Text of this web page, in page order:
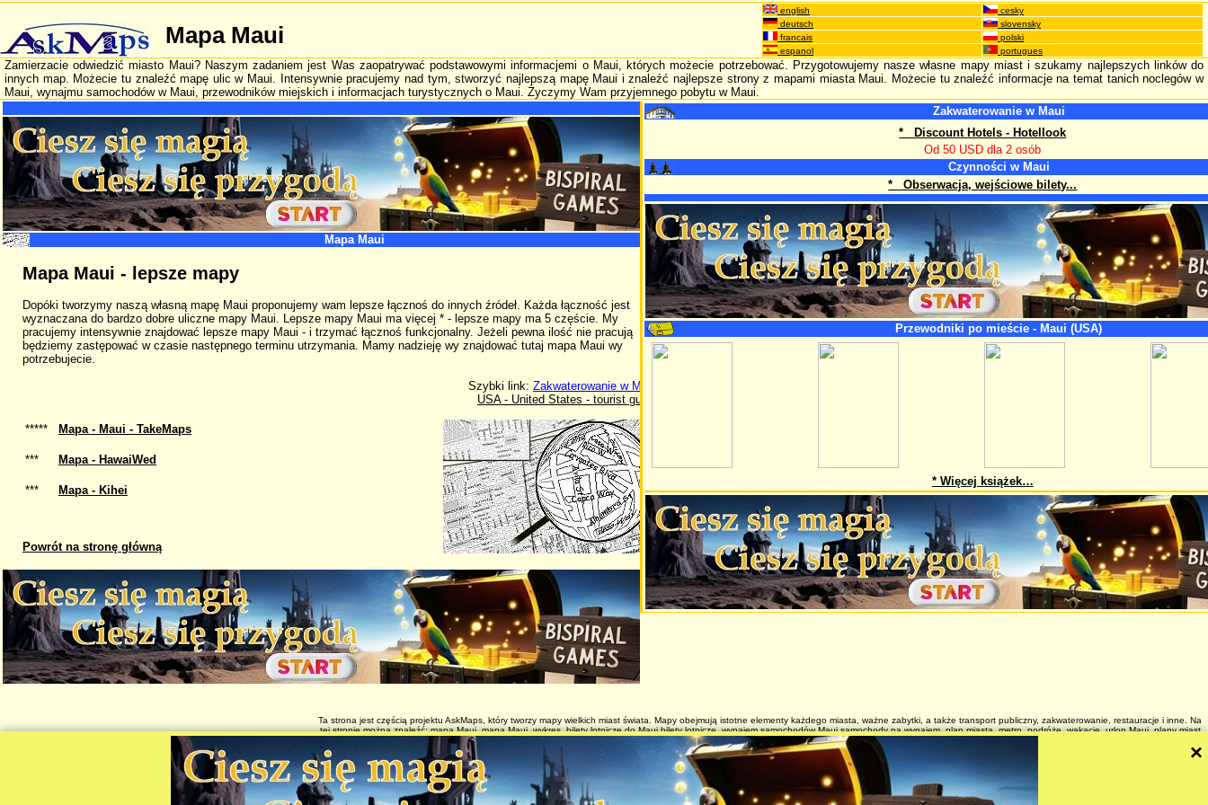
Mapa Maui
english
cesky
deutsch
slovensky
francais
polski
espanol
portugues
Zamierzacie odwiedzić miasto Maui? Naszym zadaniem jest Was zaopatrywać podstawowymi informacjemi o Maui, których możecie potrzebować. Przygotowujemy nasze własne mapy miast i szukamy najlepszych linków do
innych map. Możecie tu znaleźć mapę ulic w Maui. Intensywnie pracujemy nad tym, stworzyć najlepszą mapę Maui i znaleźć najlepsze strony z mapami miasta Maui. Możecie tu znaleźć informacje na temat tanich noclegów w
Maui, wynajmu samochodów w Maui, przewodników miejskich i informacjach turystycznych o Maui. Życzymy Wam przyjemnego pobytu w Maui.
Mapa Maui
Mapa Maui - lepsze mapy
Dopóki tworzymy naszą własną mapę Maui proponujemy wam lepsze łącznoś do innych źródeł. Każda łączność jest
wyznaczana do bardzo dobre uliczne mapy Maui. Lepsze mapy Maui ma vięcej * - lepsze mapy ma 5 częście. My
pracujemy intensywnie znajdować lepsze mapy Maui - i trzymać łącznoś funkcjonalny. Jeżeli pewna ilość nie pracują
będziemy zastępować w czasie następnego terminu utrzymania. Mamy nadzieję wy znajdować tutaj mapa Maui wy
potrzebujecie.
Szybki link: Zakwaterowanie w Maui
USA - United States - tourist guide
***** Mapa - Maui - TakeMaps
*** Mapa - HawaiWed
*** Mapa - Kihei
Powrót na stronę główną
Zakwaterowanie w Maui
* Discount Hotels - Hotellook
Od 50 USD dla 2 osób
Czynności w Maui
* Obserwacja, wejściowe bilety...
Przewodniki po mieście - Maui (USA)
* Więcej książek…
Ta strona jest częścią projektu AskMaps, który tworzy mapy wielkich miast świata. Mapy obejmują istotne elementy każdego miasta, ważne zabytki, a także transport publiczny, zakwaterowanie, restauracje i inne. Na
tej stronie można znaleźć: mapa Maui, mapa Maui, wykres, bilety lotnicze do Maui bilety lotnicze, wynajem samochodów Maui samochody na wynajem, plan miasta, metro, podróże, wakacje, urlop Maui, plany miast
Maui, mapa miasta, nanosić na mapę miasta, podziemny transport, metro, podróż, urlopy, główny punkt, spis ulic, indeks ulic, interesujące zabytki, darmowa mapa, darmowe mapy, bezpłatna mapa, bezpłatne
mapy.AskMaps stale się rozrasta. Jeżeli nie znaleźliście Państwo mapy, której szukaliście, proponujemy spróbować później. Ostatnie aktualizacje i rozszerzenia naszych map: 2/2013 .
New polish translation; credits to Andrzej Leszczynski
© AskMaps 2001-2026
Publisher:Bispiral, s.r.o.| Privacy policy and website rules
×